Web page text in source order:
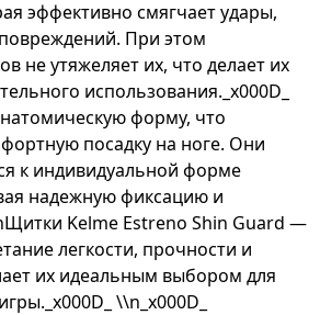
эффективно смягчает удары,
При этом
не утяжеляет их, что делает их
использования._x000D_
форму, что
посадку на ноге. Они
к индивидуальной форме
надежную фиксацию и
Kelme Estreno Shin Guard —
легкости, прочности и
их идеальным выбором для
\\n_x000D_